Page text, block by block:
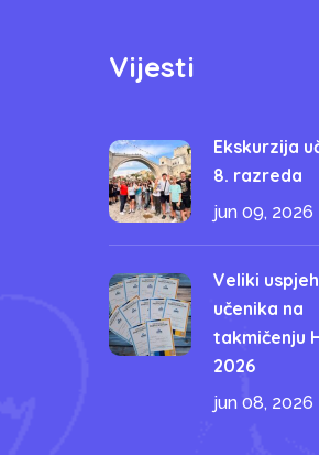
Vijesti
Ekskurzija
8. razreda
jun 09, 2026
Veliki
učenika na
takmičenju
2026
jun 08, 2026